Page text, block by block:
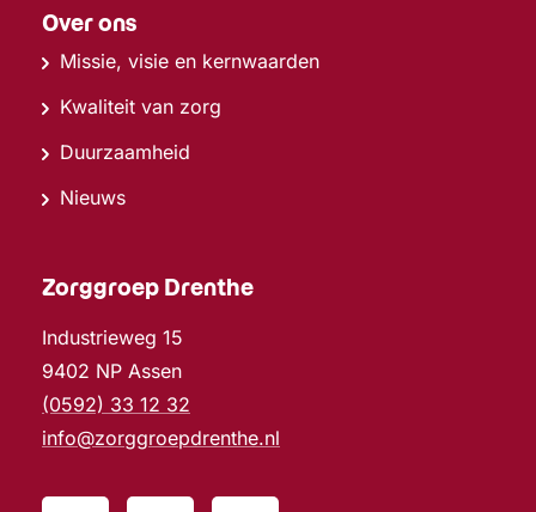
Over ons
Missie, visie en kernwaarden
Kwaliteit van zorg
Duurzaamheid
Nieuws
Zorggroep Drenthe
Industrieweg 15
9402 NP Assen
(0592) 33 12 32
info@zorggroepdrenthe.nl